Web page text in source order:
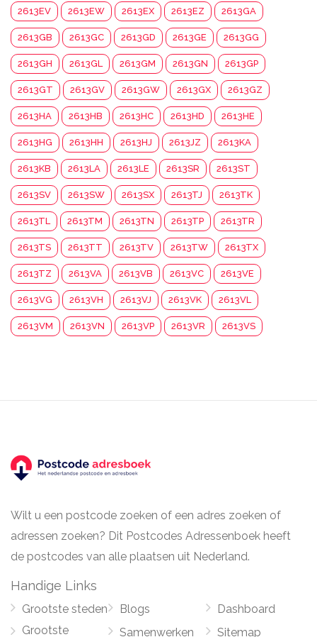
2613EV 2613EW 2613EX 2613EZ 2613GA
2613GB 2613GC 2613GD 2613GE 2613GG
2613GH 2613GL 2613GM 2613GN 2613GP
2613GT 2613GV 2613GW 2613GX 2613GZ
2613HA 2613HB 2613HC 2613HD 2613HE
2613HG 2613HH 2613HJ 2613JZ 2613KA
2613KB 2613LA 2613LE 2613SR 2613ST
2613SV 2613SW 2613SX 2613TJ 2613TK
2613TL 2613TM 2613TN 2613TP 2613TR
2613TS 2613TT 2613TV 2613TW 2613TX
2613TZ 2613VA 2613VB 2613VC 2613VE
2613VG 2613VH 2613VJ 2613VK 2613VL
2613VM 2613VN 2613VP 2613VR 2613VS
Wilt u een postcode zoeken of een adres zoeken of
adressen zoeken? Dit Postcodes Adressenboek heeft
de postcodes van alle plaatsen uit Nederland.
Handige Links
Grootste steden
Grootste
Blogs
Samenwerken
Dashboard
Sitemap